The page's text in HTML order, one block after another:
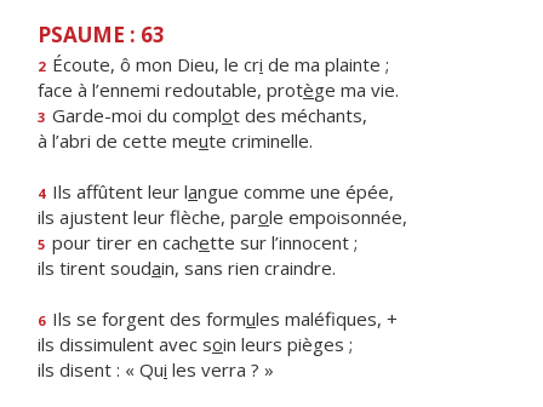
PSAUME : 63
2 Écoute, ô mon Dieu, le cri de ma plainte ;
face à l’ennemi redoutable, protège ma vie.
3 Garde-moi du complot des méchants,
à l’abri de cette meute criminelle.
4 Ils affûtent leur langue comme une épée,
ils ajustent leur flèche, parole empoisonnée,
5 pour tirer en cachette sur l’innocent ;
ils tirent soudain, sans rien craindre.
6 Ils se forgent des formules maléfiques, +
ils dissimulent avec soin leurs pièges ;
ils disent : « Qui les verra ? »